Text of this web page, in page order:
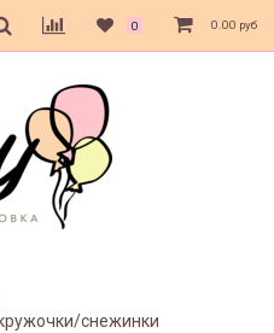
0 0.00 руб
снежинки